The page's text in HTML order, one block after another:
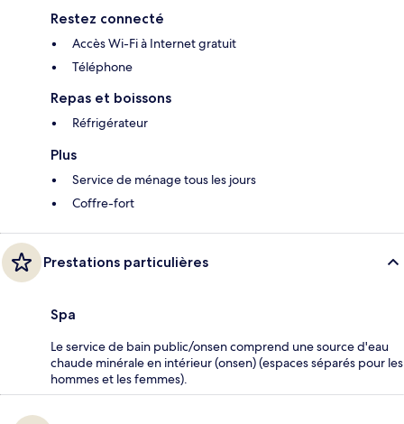
Restez connecté
Accès Wi-Fi à Internet gratuit
Téléphone
Repas et boissons
Réfrigérateur
Plus
Service de ménage tous les jours
Coffre-fort
Prestations particulières
Spa
Le service de bain public/onsen comprend une source d'eau
chaude minérale en intérieur (onsen) (espaces séparés pour les
hommes et les femmes).